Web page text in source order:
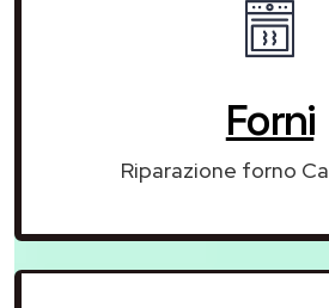
Forni
Riparazione forno